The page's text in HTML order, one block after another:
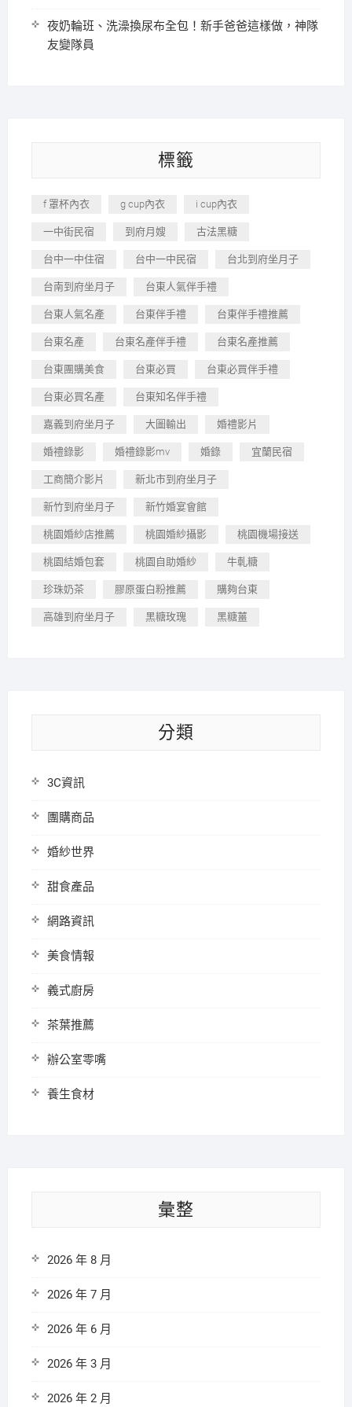
夜奶輪班、洗澡換尿布全包！新手爸爸這樣做，神隊
友變隊員
標籤
f 罩杯內衣 g cup內衣 i cup內衣
一中街民宿 到府月嫂 古法黑糖
台中一中住宿 台中一中民宿 台北到府坐月子
台南到府坐月子 台東人氣伴手禮
台東人氣名產 台東伴手禮 台東伴手禮推薦
台東名產 台東名產伴手禮 台東名產推薦
台東團購美食 台東必買 台東必買伴手禮
台東必買名產 台東知名伴手禮
嘉義到府坐月子 大圖輸出 婚禮影片
婚禮錄影 婚禮錄影mv 婚錄 宜蘭民宿
工商簡介影片 新北市到府坐月子
新竹到府坐月子 新竹婚宴會館
桃園婚紗店推薦 桃園婚紗攝影 桃園機場接送
桃園結婚包套 桃園自助婚紗 牛軋糖
珍珠奶茶 膠原蛋白粉推薦 購夠台東
高雄到府坐月子 黑糖玫瑰 黑糖薑
分類
3C資訊
團購商品
婚紗世界
甜食產品
網路資訊
美食情報
義式廚房
茶葉推薦
辦公室零嘴
養生食材
彙整
2026 年 8 月
2026 年 7 月
2026 年 6 月
2026 年 3 月
2026 年 2 月